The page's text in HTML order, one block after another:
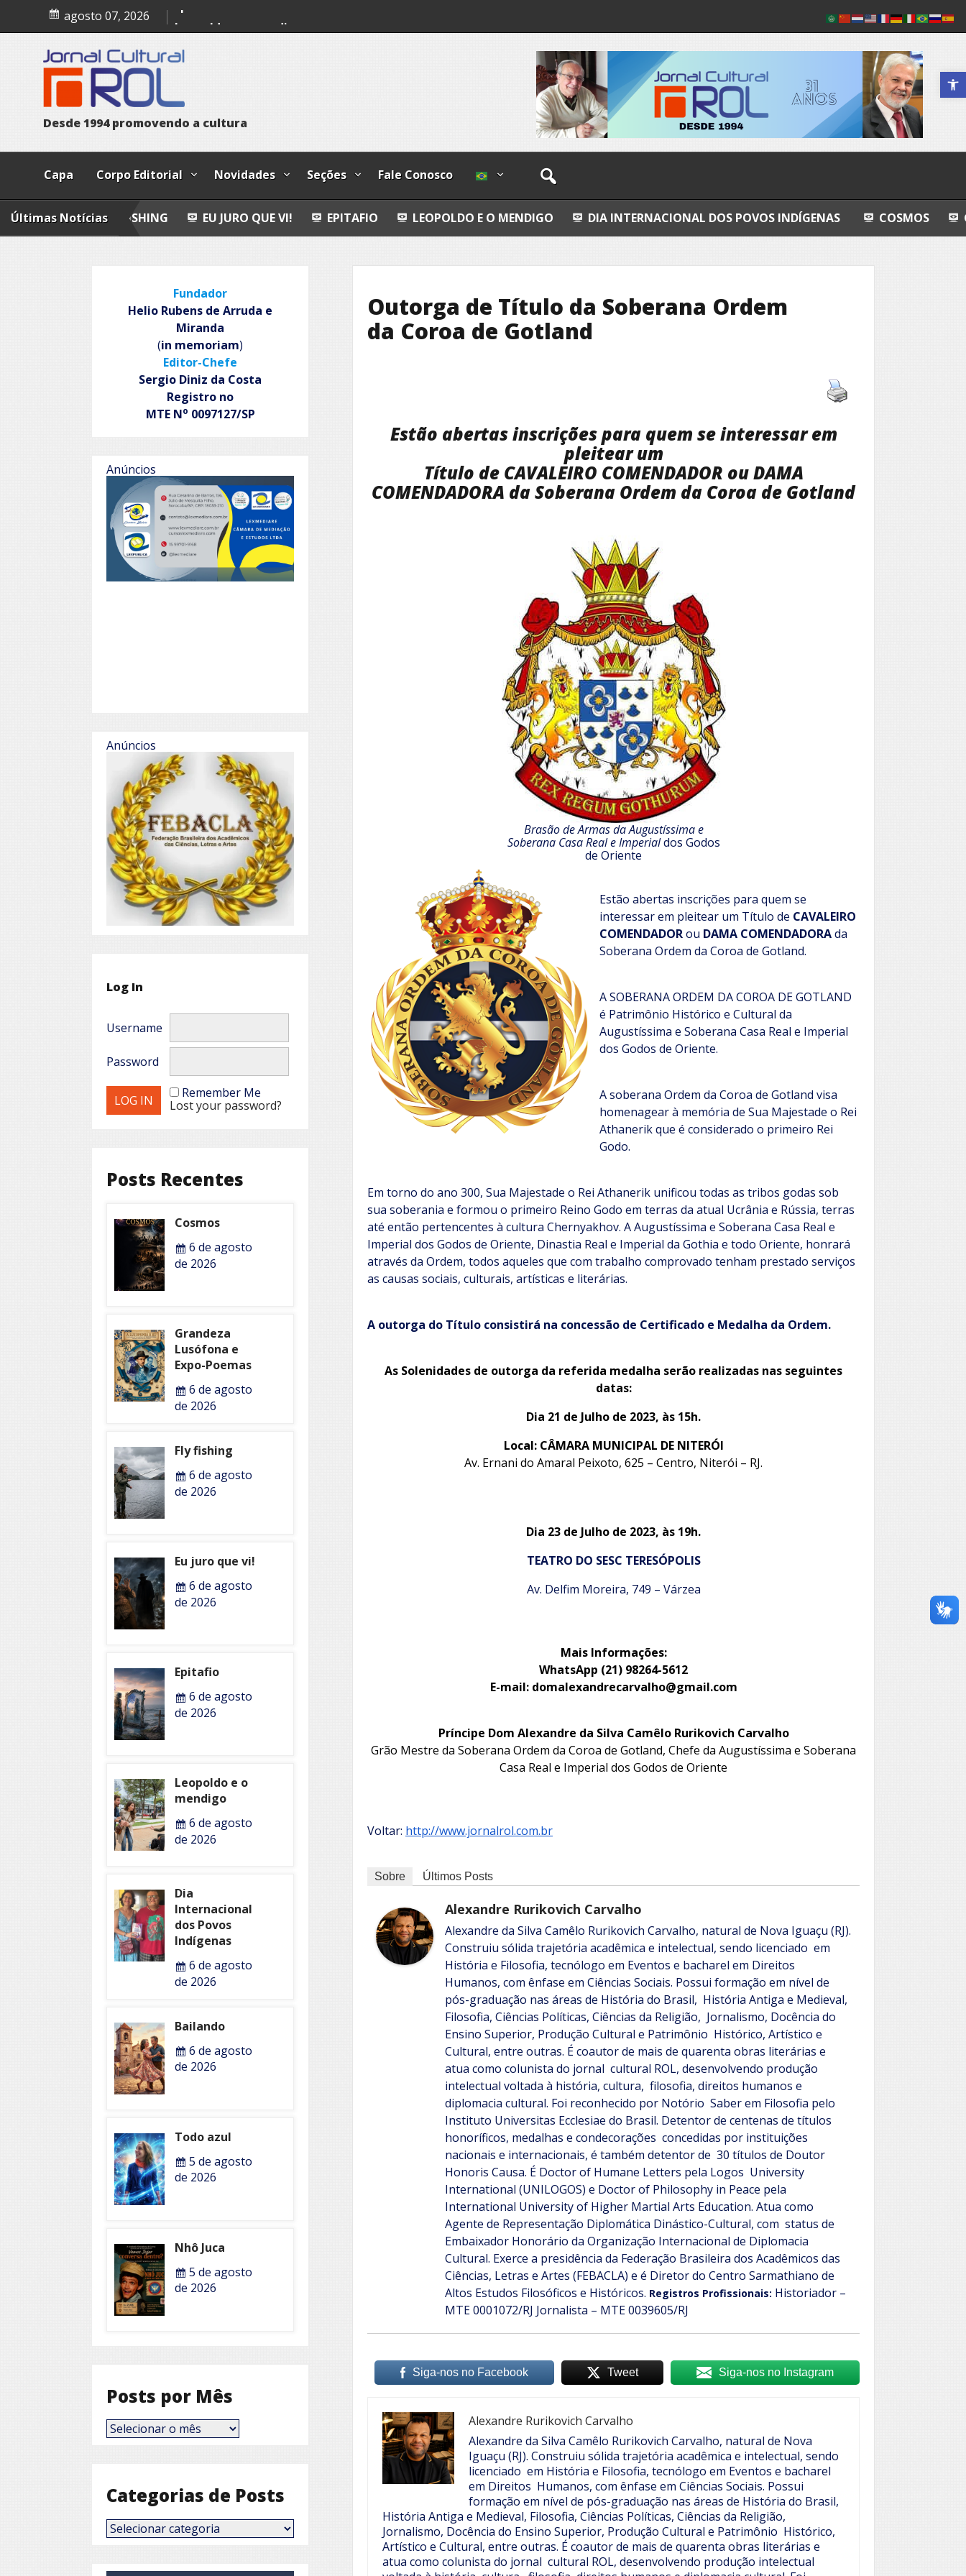
Abrir a
content
agosto 07, 2026
Epitafio
Dia Internacional dos Povos
Desde1994 promovendo a cultura
Capa Corpo Editorial Novidades Seções Fale Conosco
Últimas Notícias
FLY FISHING EU JURO QUE VI! EPITAFIO LEOPOLDO E O MENDIGO DIA INTERNACIONAL DOS POVOS INDÍGENAS COSMOS GRANDEZA
Outorga de Título da Soberana Ordem
da Coroa de Gotland
Estão abertas inscrições para quem se interessar em
pleitear um
Título de CAVALEIRO COMENDADOR ou DAMA
COMENDADORA da Soberana Ordem da Coroa de Gotland
Brasão de Armas da Augustíssima e
Soberana Casa Real e Imperialdos Godos
de Oriente
Estão abertas inscrições para quem se
interessar em pleitear um Título de CAVALEIRO
COMENDADORou DAMA COMENDADORAda
Soberana Ordem da Coroa de Gotland.
A SOBERANA ORDEM DA COROA DE GOTLAND
é Patrimônio Histórico e Cultural da
Augustíssima e Soberana Casa Real e Imperial
dos Godos de Oriente.
A soberana Ordem da Coroa de Gotland visa
homenagear à memória de Sua Majestade o Rei
Athanerik que é considerado o primeiro Rei
Godo.
Em torno do ano 300, Sua Majestade o Rei Athanerik unificou todas as tribos godas sob
sua soberania e formou o primeiro Reino Godo em terras da atual Ucrânia e Rússia, terras
até então pertencentes à cultura Chernyakhov. A Augustíssima e Soberana Casa Real e
Imperial dos Godos de Oriente, Dinastia Real e Imperial da Gothia e todo Oriente, honrará
através da Ordem, todos aqueles que com trabalho comprovado tenham prestado serviços
as causas sociais, culturais, artísticas e literárias.
A outorga do Título consistirá na concessão de Certificado e Medalha da Ordem.
As Solenidades de outorga da referida medalha serão realizadas nas seguintes
datas:
Dia 21 de Julho de 2023, às 15h.
Local: CÂMARA MUNICIPAL DE NITERÓI
Av. Ernani do Amaral Peixoto, 625 – Centro, Niterói – RJ.
Dia 23 de Julho de 2023, às 19h.
TEATRO DO SESC TERESÓPOLIS
Av. Delfim Moreira, 749 – Várzea
Mais Informações:
WhatsApp (21) 98264-5612
E-mail: domalexandrecarvalho@gmail.com
Príncipe Dom Alexandre da Silva Camêlo Rurikovich Carvalho
Grão Mestre da Soberana Ordem da Coroa de Gotland, Chefe da Augustíssima e Soberana
Casa Real e Imperial dos Godos de Oriente
Voltar: http://www.jornalrol.com.br
Sobre Últimos Posts
Alexandre Rurikovich Carvalho
Alexandre da Silva Camêlo Rurikovich Carvalho, natural de Nova Iguaçu (RJ).
Construiu sólida trajetória acadêmica e intelectual, sendo licenciado em
História e Filosofia, tecnólogo em Eventos e bacharel em Direitos
Humanos, com ênfase em Ciências Sociais. Possui formação em nível de
pós-graduação nas áreas de História do Brasil, História Antiga e Medieval,
Filosofia, Ciências Políticas, Ciências da Religião, Jornalismo, Docência do
Ensino Superior, Produção Cultural e Patrimônio Histórico, Artístico e
Cultural, entre outras. É coautor de mais de quarenta obras literárias e
atua como colunista do jornal cultural ROL, desenvolvendo produção
intelectual voltada à história, cultura, filosofia, direitos humanos e
diplomacia cultural. Foi reconhecido por Notório Saber em Filosofia pelo
Instituto Universitas Ecclesiae do Brasil. Detentor de centenas de títulos
honoríficos, medalhas e condecorações concedidas por instituições
nacionais e internacionais, é também detentor de 30 títulos de Doutor
Honoris Causa. É Doctor of Humane Letters pela Logos University
International (UNILOGOS) e Doctor of Philosophy in Peace pela
International University of Higher Martial Arts Education. Atua como
Agente de Representação Diplomática Dinástico-Cultural, com status de
Embaixador Honorário da Organização Internacional de Diplomacia
Cultural. Exerce a presidência da Federação Brasileira dos Acadêmicos das
Ciências, Letras e Artes (FEBACLA) e é Diretor do Centro Sarmathiano de
Altos Estudos Filosóficos e Históricos. Registros Profissionais: Historiador –
MTE 0001072/RJ Jornalista – MTE 0039605/RJ
Siga-nos no Facebook Tweet Siga-nos no Instagram
Alexandre Rurikovich Carvalho
Alexandre da Silva Camêlo Rurikovich Carvalho, natural de Nova
Iguaçu (RJ). Construiu sólida trajetória acadêmica e intelectual, sendo
licenciado em História e Filosofia, tecnólogo em Eventos e bacharel
em Direitos Humanos, com ênfase em Ciências Sociais. Possui
formação em nível de pós-graduação nas áreas de História do Brasil,
História Antiga e Medieval, Filosofia, Ciências Políticas, Ciências da Religião,
Jornalismo, Docência do Ensino Superior, Produção Cultural e Patrimônio Histórico,
Artístico e Cultural, entre outras. É coautor de mais de quarenta obras literárias e
atua como colunista do jornal cultural ROL, desenvolvendo produção intelectual
Fundador
Helio Rubens de Arruda e
Miranda
(in memoriam)
Editor-Chefe
Sergio Diniz da Costa
Registro no
MTE No 0097127/SP
Anúncios
Anúncios
Log In
Username
Password
Remember Me
Lost your password?
Posts Recentes
Cosmos
6 de agosto
de 2026
Grandeza
Lusófona e
Expo-Poemas
6 de agosto
de 2026
Fly fishing
6 de agosto
de 2026
Eu juro que vi!
6 de agosto
de 2026
Epitafio
6 de agosto
de 2026
Leopoldo e o
mendigo
6 de agosto
de 2026
Dia
Internacional
dos Povos
Indígenas
6 de agosto
de 2026
Bailando
6 de agosto
de 2026
Todo azul
5 de agosto
de 2026
Nhô Juca
5 de agosto
de 2026
Posts por Mês
Posts
por
Categorias de Posts
Categorias
de